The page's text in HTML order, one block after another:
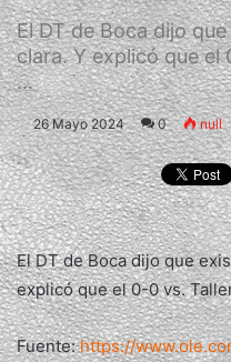
El DT de Boca dijo
clara. Y explicó que el
...
26 Mayo 2024 0 null
El DT de Boca dijo que
explicó que el 0-0 vs.
Fuente:https://